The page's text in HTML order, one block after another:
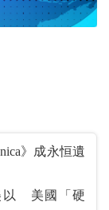
以 美國「硬